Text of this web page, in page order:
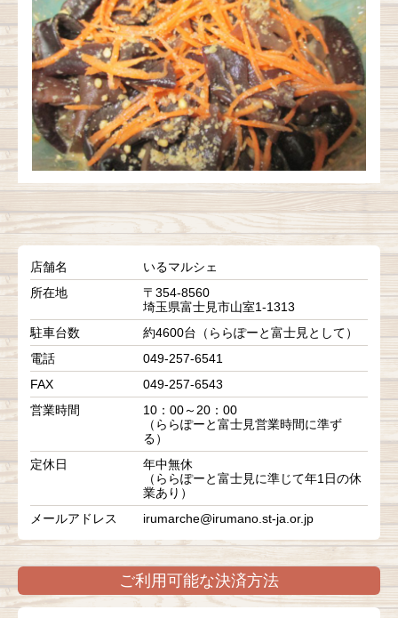
店舗名
いるマルシェ
所在地
〒354-8560
埼玉県富士見市山室1-1313
駐車台数
約4600台（ららぽーと富士見として）
電話
049-257-6541
FAX
049-257-6543
営業時間
10：00～20：00
（ららぽーと富士見営業時間に準ず
る）
定休日
年中無休
（ららぽーと富士見に準じて年1日の休
業あり）
メールアドレス
irumarche@irumano.st-ja.or.jp
ご利用可能な決済方法